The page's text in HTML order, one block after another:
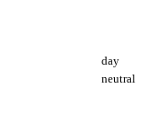
day
neutral